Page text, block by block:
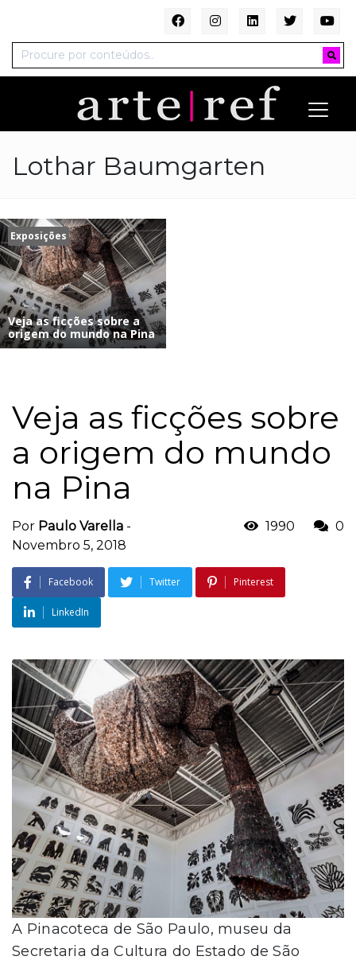
Lothar Baumgarten
Exposições
Veja as ficções sobre a
origem do mundo na Pina
Veja as ficções sobre
a origem do mundo
na Pina
Por Paulo Varella -
Novembro 5, 2018
1990 0
Facebook Twitter Pinterest
LinkedIn
A Pinacoteca de São Paulo, museu da
Secretaria da Cultura do Estado de São